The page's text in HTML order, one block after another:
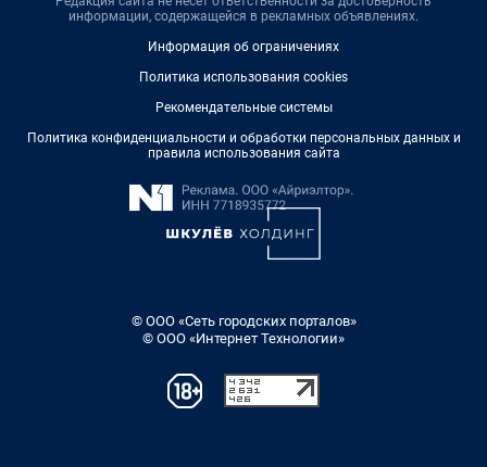
информации, содержащейся в рекламных объявлениях.
Информация об ограничениях
Политика использования cookies
Рекомендательные системы
Политика конфиденциальности и обработки персональных данных и
правила использования сайта
© ООО «Сеть городских порталов»
© ООО «Интернет Технологии»